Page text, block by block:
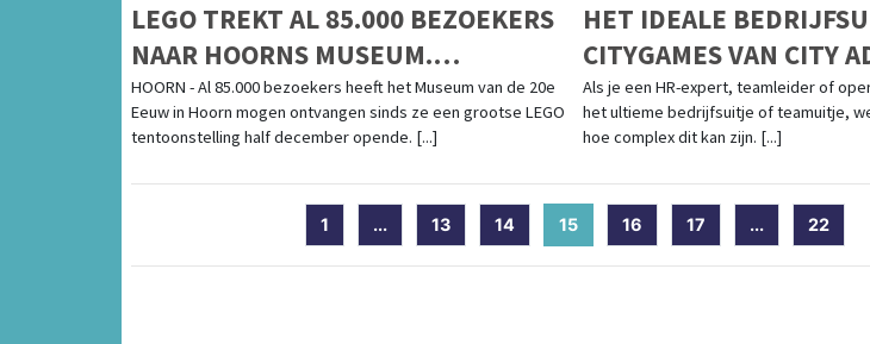
LEGO TREKT AL 85.000 BEZOEKERS
NAAR HOORNS MUSEUM.
SUCCESVOLLE EXPOSITIE WORDT
VERLENGD
HOORN - Al 85.000 bezoekers heeft het Museum van de 20e
Eeuw in Hoorn mogen ontvangen sinds ze een grootse LEGO
tentoonstelling half december opende. [...]
HET IDEALE
CITYGAMES VAN CITY
Als je een HR-expert, teamleider of
het ultieme bedrijfsuitje of teamuitje,
hoe complex dit kan zijn. [...]
1 ... 13 14 15 (current)
16 17 ... 22